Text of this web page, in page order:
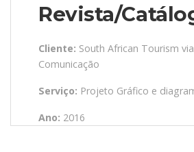
Revista/
Cliente: South African Tourism
Comunicação
Serviço: Projeto Gráfico e
Ano: 2016